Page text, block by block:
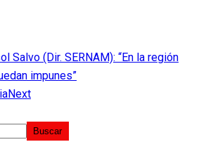
Salvo (Dir. SERNAM): “En la región
impunes”
Next
Buscar